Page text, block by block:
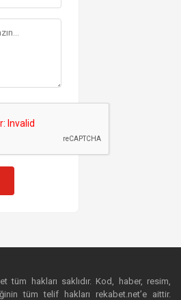
tüm hakları saklıdır. Kod, haber, resim,
tüm telif hakları rekabet.net’e aittir.